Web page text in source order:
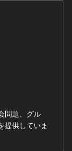
問題、グル
提供していま